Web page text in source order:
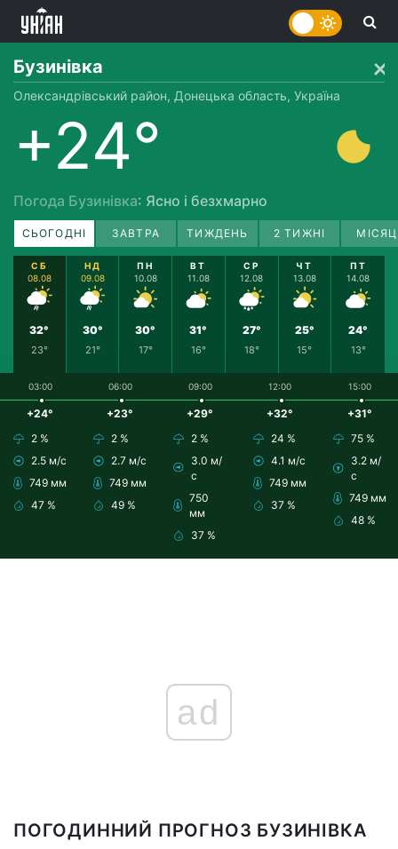
Бузинівка
Олександрівський район, Донецька область, Україна
+24°
Погода Бузинівка: Ясно і безхмарно
СЬОГОДНІ ЗАВТРА ТИЖДЕНЬ 2 ТИЖНІ
СБ
08.08
32°
23°
НД
09.08
30°
21°
ПН
10.08
30°
17°
ВТ
11.08
31°
16°
СР
12.08
27°
18°
ЧТ
13.08
25°
15°
ПТ
14.08
24°
13°
03:00
+24°
2 %
2.5 м/с
749 мм
47 %
06:00
+23°
2 %
2.7 м/с
749 мм
49 %
09:00
+29°
2 %
3.0 м/
с
750
мм
37 %
12:00
+32°
24 %
4.1 м/с
749 мм
37 %
15:00
+31°
75 %
3.2 м/
с
749 мм
48 %
ad
ПОГОДИННИЙ ПРОГНОЗ БУЗИНІВКА